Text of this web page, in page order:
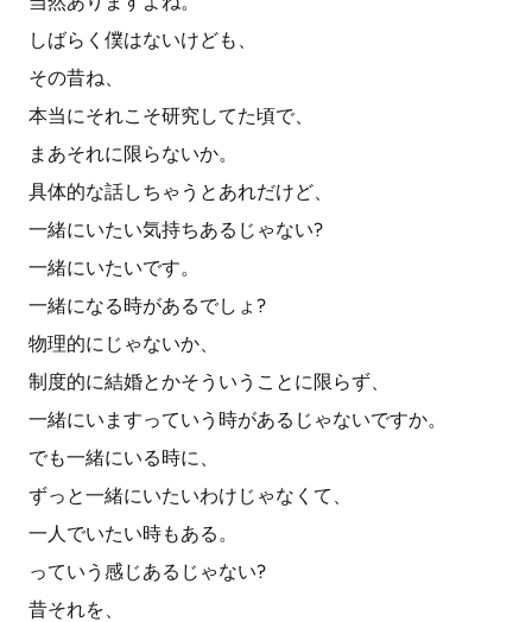
しばらく僕はないけども、
その昔ね、
本当にそれこそ研究してた頃で、
まあそれに限らないか。
具体的な話しちゃうとあれだけど、
一緒にいたい気持ちあるじゃない?
一緒にいたいです。
一緒になる時があるでしょ?
物理的にじゃないか、
制度的に結婚とかそういうことに限らず、
一緒にいますっていう時があるじゃないですか。
でも一緒にいる時に、
ずっと一緒にいたいわけじゃなくて、
一人でいたい時もある。
っていう感じあるじゃない?
昔それを、